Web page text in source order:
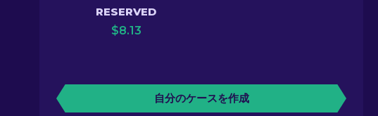
RESERVED
$8.13
自分のケースを作成